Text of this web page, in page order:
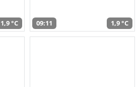
1,9 °C 09:11 1,9 °C